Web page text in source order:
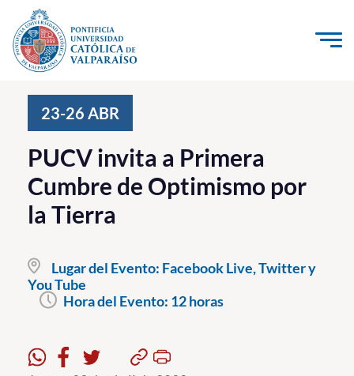
Click acá para ir directamente al contenido
Investigación, Creación e Innovación
PUCV Internacional
Vinculación con el Medio
Pregrado
Postgrado
Formación Continua
23-26 ABR
PUCV invita a Primera
Cumbre de Optimismo por
la Tierra
Lugar del Evento: Facebook Live, Twitter y
You Tube
Hora del Evento: 12 horas